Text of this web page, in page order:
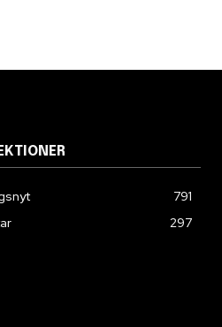
791
297